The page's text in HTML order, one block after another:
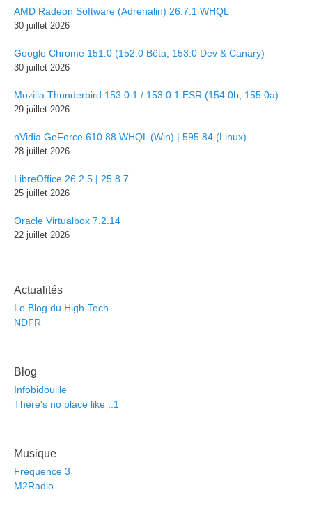
AMD Radeon Software (Adrenalin) 26.7.1 WHQL
30 juillet 2026
Google Chrome 151.0 (152.0 Bêta, 153.0 Dev & Canary)
30 juillet 2026
Mozilla Thunderbird 153.0.1 / 153.0.1 ESR (154.0b, 155.0a)
29 juillet 2026
nVidia GeForce 610.88 WHQL (Win) | 595.84 (Linux)
28 juillet 2026
LibreOffice 26.2.5 | 25.8.7
25 juillet 2026
Oracle Virtualbox 7.2.14
22 juillet 2026
Actualités
Le Blog du High-Tech
NDFR
Blog
Infobidouille
There's no place like ::1
Musique
Fréquence 3
M2Radio